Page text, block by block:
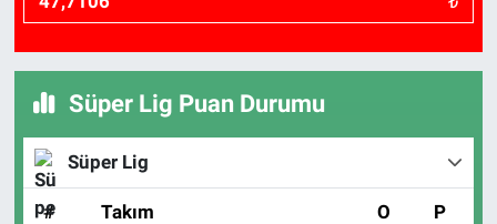
Süper Lig Puan Durumu
Süper Lig
# Takım O P
Spor
Yaşam
Tarım